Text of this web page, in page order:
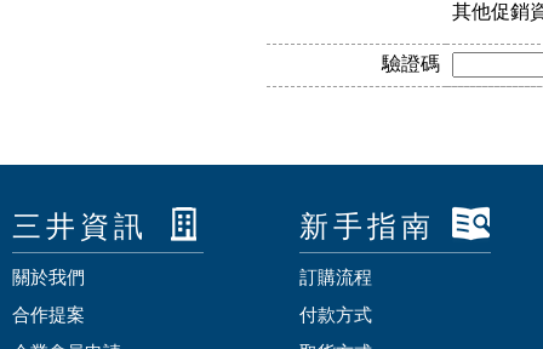
其他促銷
驗證碼
三井資訊
關於我們
合作提案
新手指南
訂購流程
付款方式